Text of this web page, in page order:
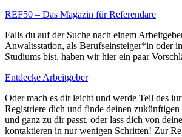
REF50 – Das Magazin für Referendare
Falls du auf der Suche nach einem
Anwaltsstation, als Berufseinsteiger*in oder
Studiums bist, haben wir hier ein paar
Entdecke Arbeitgeber
Oder mach es dir leicht und werde Teil des
Registriere dich und finde deinen
und ganz zu dir passt, oder lass dich von
kontaktieren in nur wenigen Schritten! Zur